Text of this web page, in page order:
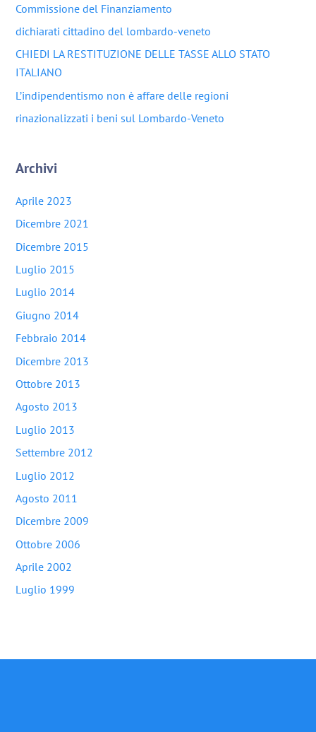
Commissione del Finanziamento
dichiarati cittadino del lombardo-veneto
CHIEDI LA RESTITUZIONE DELLE TASSE ALLO STATO
ITALIANO
L’indipendentismo non è affare delle regioni
rinazionalizzati i beni sul Lombardo-Veneto
Archivi
Aprile 2023
Dicembre 2021
Dicembre 2015
Luglio 2015
Luglio 2014
Giugno 2014
Febbraio 2014
Dicembre 2013
Ottobre 2013
Agosto 2013
Luglio 2013
Settembre 2012
Luglio 2012
Agosto 2011
Dicembre 2009
Ottobre 2006
Aprile 2002
Luglio 1999